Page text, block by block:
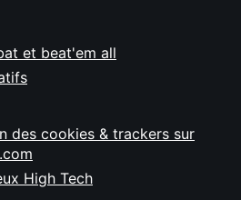
et beat'em all
des cookies & trackers sur
High Tech